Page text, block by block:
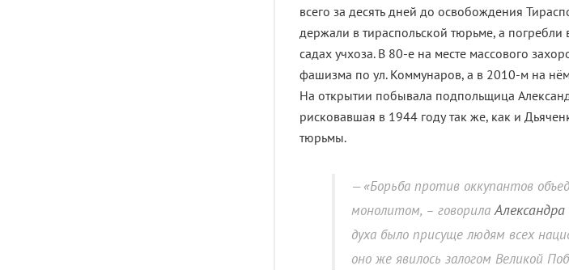
всего за десять дней до освобождения
держали в тираспольской тюрьме, а
садах учхоза. В 80-е на месте массового
фашизма по ул. Коммунаров, а в 2010-м на
На открытии побывала подпольщица
рисковавшая в 1944 году так же, как и
тюрьмы.
«Борьба против оккупантов
монолитом, – говорила
духа было присуще людям всех
оно же явилось залогом Великой